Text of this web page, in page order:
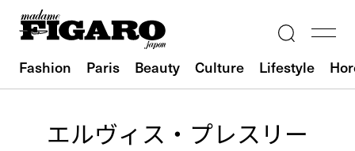
Fashion Paris Beauty Culture Lifestyle
エルヴィス・プレスリー